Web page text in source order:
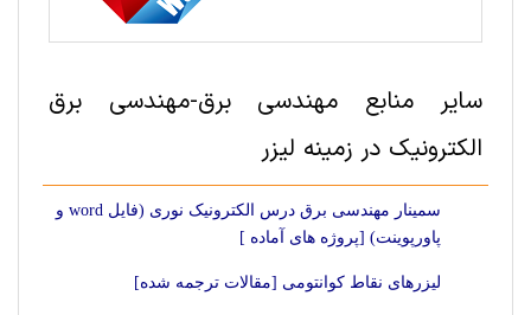
سایر منابع مهندسی برق-مهندسی برق
الکترونیک در زمینه لیزر
سمینار مهندسی برق درس الکترونیک نوری (فایل word و
پاورپوینت) [پروژه های آماده ]
لیزرهای نقاط کوانتومی [مقالات ترجمه شده]